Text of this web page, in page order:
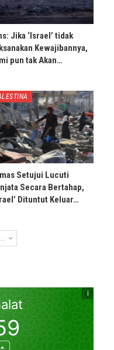
Jika ‘Israel’ tidak
Kewajibannya,
pun tak Akan…
Setujui Lucuti
Secara Bertahap,
Dituntut Keluar…